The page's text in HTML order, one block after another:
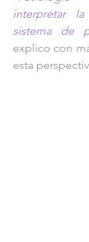
interpretar
sistema de
explico con
esta